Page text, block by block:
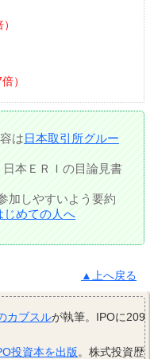
倍
は日本取引所グルー
本ＥＲＩの目論見書
加しやすいよう要約
じめての人へ
▲上へ戻る
カブスルが執筆。IPOに209
投資本を出版。株式投資歴